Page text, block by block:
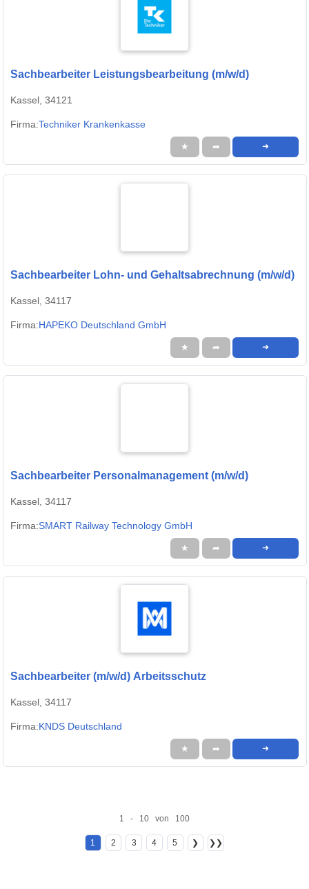
Sachbearbeiter Leistungsbearbeitung (m/w/d)
Kassel, 34121
Firma:Techniker Krankenkasse
★ ➦ ➜
Sachbearbeiter Lohn- und Gehaltsabrechnung (m/w/d)
Kassel, 34117
Firma:HAPEKO Deutschland GmbH
★ ➦ ➜
Sachbearbeiter Personalmanagement (m/w/d)
Kassel, 34117
Firma:SMART Railway Technology GmbH
★ ➦ ➜
Sachbearbeiter (m/w/d) Arbeitsschutz
Kassel, 34117
Firma:KNDS Deutschland
★ ➦ ➜
1 - 10 von 100
1 2 3 4 5 ❯ ❯❯